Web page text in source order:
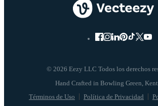
© 2026 Eezy LLC Todos los derechos
Términos de Uso Política de Privacidad